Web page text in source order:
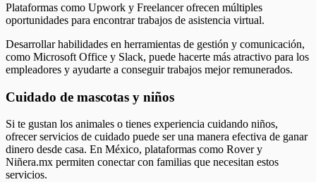
Plataformas como Upwork y Freelancer ofrecen múltiples
oportunidades para encontrar trabajos de asistencia virtual.
Desarrollar habilidades en herramientas de gestión y comunicación,
como Microsoft Office y Slack, puede hacerte más atractivo para los
empleadores y ayudarte a conseguir trabajos mejor remunerados.
Cuidado de mascotas y niños
Si te gustan los animales o tienes experiencia cuidando niños,
ofrecer servicios de cuidado puede ser una manera efectiva de ganar
dinero desde casa. En México, plataformas como Rover y
Niñera.mx permiten conectar con familias que necesitan estos
servicios.